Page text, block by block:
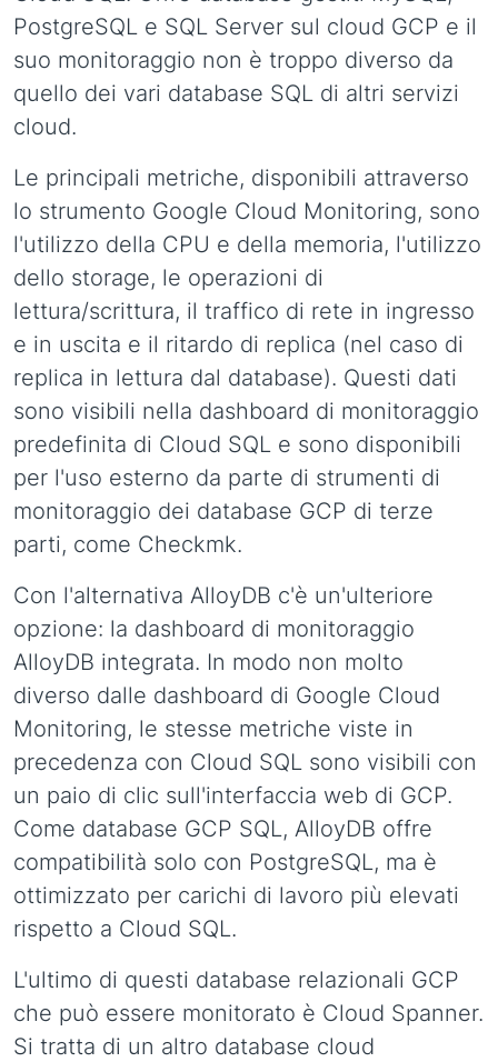
PostgreSQL e SQL Server sul cloud GCP e il
suo monitoraggio non è troppo diverso da
quello dei vari database SQL di altri servizi
cloud.
Le principali metriche, disponibili attraverso
lo strumento Google Cloud Monitoring, sono
l'utilizzo della CPU e della memoria, l'utilizzo
dello storage, le operazioni di
lettura/scrittura, il traffico di rete in ingresso
e in uscita e il ritardo di replica (nel caso di
replica in lettura dal database). Questi dati
sono visibili nella dashboard di monitoraggio
predefinita di Cloud SQL e sono disponibili
per l'uso esterno da parte di strumenti di
monitoraggio dei database GCP di terze
parti, come Checkmk.
Con l'alternativa AlloyDB c'è un'ulteriore
opzione: la dashboard di monitoraggio
AlloyDB integrata. In modo non molto
diverso dalle dashboard di Google Cloud
Monitoring, le stesse metriche viste in
precedenza con Cloud SQL sono visibili con
un paio di clic sull'interfaccia web di GCP.
Come database GCP SQL, AlloyDB offre
compatibilità solo con PostgreSQL, ma è
ottimizzato per carichi di lavoro più elevati
rispetto a Cloud SQL.
L'ultimo di questi database relazionali GCP
che può essere monitorato è Cloud Spanner.
Si tratta di un altro database cloud